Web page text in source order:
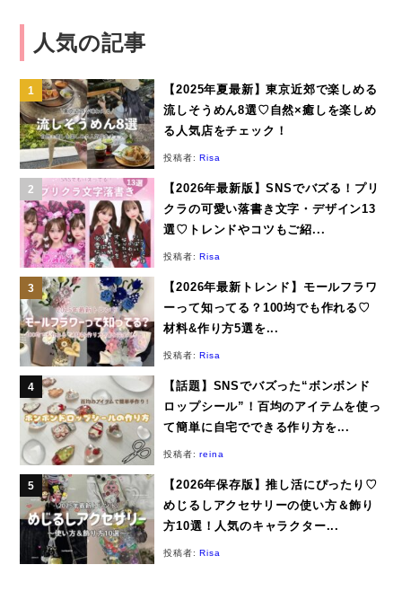
人気の記事
【2025年夏最新】東京近郊で楽しめる
流しそうめん8選♡自然×癒しを楽しめ
る人気店をチェック！
投稿者:Risa
【2026年最新版】SNSでバズる！プリ
クラの可愛い落書き文字・デザイン13
選♡トレンドやコツもご紹...
投稿者:Risa
【2026年最新トレンド】モールフラワ
ーって知ってる？100均でも作れる♡
材料&作り方5選を...
投稿者:Risa
【話題】SNSでバズった“ボンボンド
ロップシール”！百均のアイテムを使っ
て簡単に自宅でできる作り方を...
投稿者:reina
【2026年保存版】推し活にぴったり♡
めじるしアクセサリーの使い方＆飾り
方10選！人気のキャラクター...
投稿者:Risa